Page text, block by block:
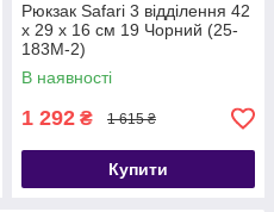
Рюкзак Safari 3 відділення 42
x 29 x 16 см 19 Чорний (25-
183M-2)
В наявності
1 292 ₴ 1 615 ₴
Купити